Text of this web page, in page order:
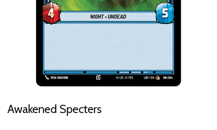
Awakened Specters